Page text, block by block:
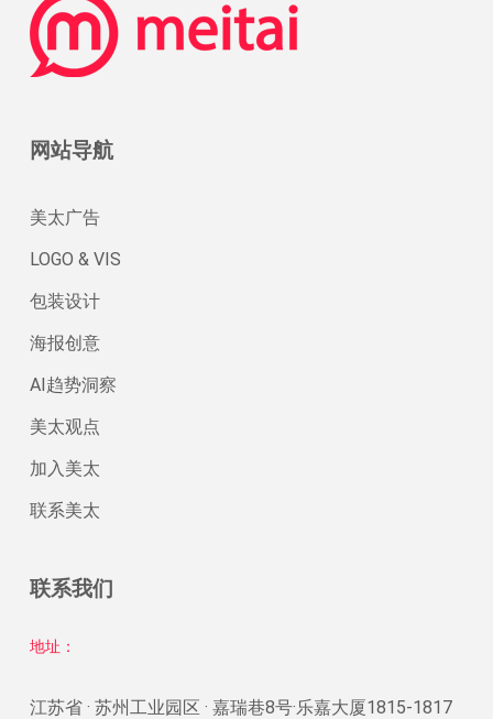
网站导航
美太广告
LOGO & VIS
包装设计
海报创意
AI趋势洞察
美太观点
加入美太
联系美太
联系我们
地址：
江苏省 · 苏州工业园区 · 嘉瑞巷8号·乐嘉大厦1815-1817